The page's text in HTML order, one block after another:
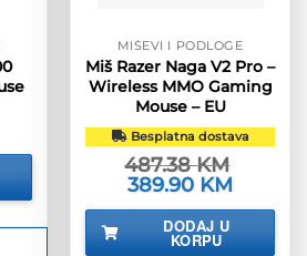
KM.
MIŠEVI I PODLOGE
Miš Razer Naga V2 Pro –
Wireless MMO Gaming
Mouse – EU
Besplatna dostava
487.38KM
Izvorna
cijena
bila
487.38 KM.
389.90 KM
je:
DODAJ U
KORPU